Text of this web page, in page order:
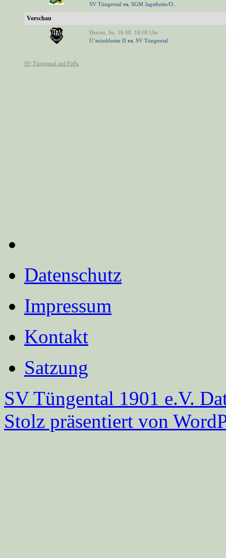
Datenschutz
Impressum
Kontakt
Satzung
SV Tüngental 1901 e.V.
Stolz präsentiert von